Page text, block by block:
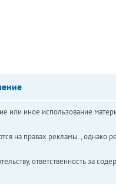
или иное использование
на правах рекламы. , однако
ответственность за